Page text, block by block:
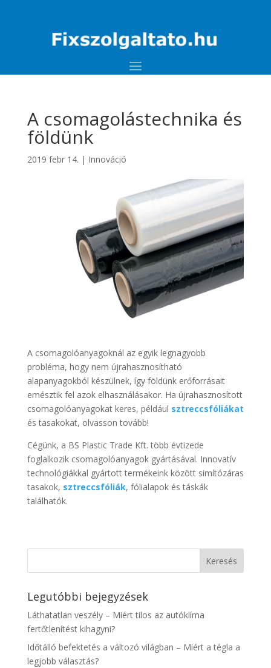
A csomagolástechnika és
földünk
2019 febr 14. | Innováció
A csomagolóanyagoknál az egyik legnagyobb
probléma, hogy nem újrahasznosítható
alapanyagokból készülnek, így földünk erőforrásait
emésztik fel azok elhasználásakor. Ha újrahasznosított
csomagolóanyagokat keres, például sztreccsfóliákat
és tasakokat, olvasson tovább!
Cégünk, a BS Plastic Trade Kft. több évtizede
foglalkozik csomagolóanyagok gyártásával. Innovatív
technológiákkal gyártott termékeink között simítózáras
tasakok, sztreccsfóliák, fólialapok és táskák
találhatók.
Legutóbbi bejegyzések
Láthatatlan veszély – Miért tilos az autóklíma
fertőtlenítést kihagyni?
Időtálló befektetés a változó világban – Miért a tégla a
legjobb választás?